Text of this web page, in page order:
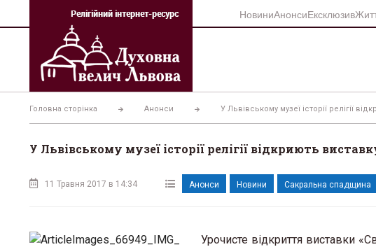
вмісту
НовиниАнонсиЕксклюзив
Головна сторінка Анонси У Львівському музеї історії релігії
У Львівському музеї історії релігії відкриють
11 Травня 2017 в 14:34 Анонси Новини Сакральна спадщина
Урочисте відкриття виставки